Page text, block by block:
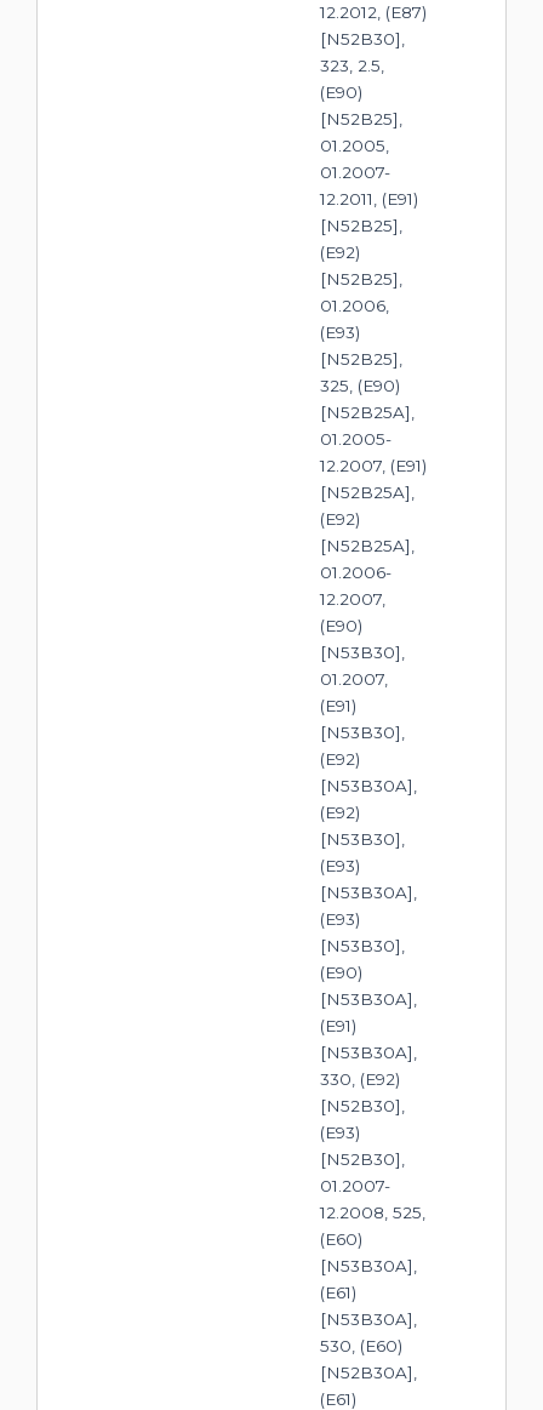
12.2012, (E87)
[N52B30],
323, 2.5,
(E90)
[N52B25],
01.2005,
01.2007-
12.2011, (E91)
[N52B25],
(E92)
[N52B25],
01.2006,
(E93)
[N52B25],
325, (E90)
[N52B25A],
01.2005-
12.2007, (E91)
[N52B25A],
(E92)
[N52B25A],
01.2006-
12.2007,
(E90)
[N53B30],
01.2007,
(E91)
[N53B30],
(E92)
[N53B30A],
(E92)
[N53B30],
(E93)
[N53B30A],
(E93)
[N53B30],
(E90)
[N53B30A],
(E91)
[N53B30A],
330, (E92)
[N52B30],
(E93)
[N52B30],
01.2007-
12.2008, 525,
(E60)
[N53B30A],
(E61)
[N53B30A],
530, (E60)
[N52B30A],
(E61)